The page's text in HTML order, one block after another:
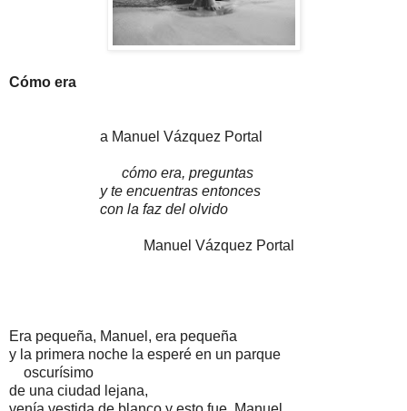
Cómo era
a Manuel Vázquez Portal
cómo era, preguntas
y te encuentras entonces
con la faz del olvido
Manuel Vázquez Portal
Era pequeña, Manuel, era pequeña
y la primera noche la esperé en un parque
oscurísimo
de una ciudad lejana,